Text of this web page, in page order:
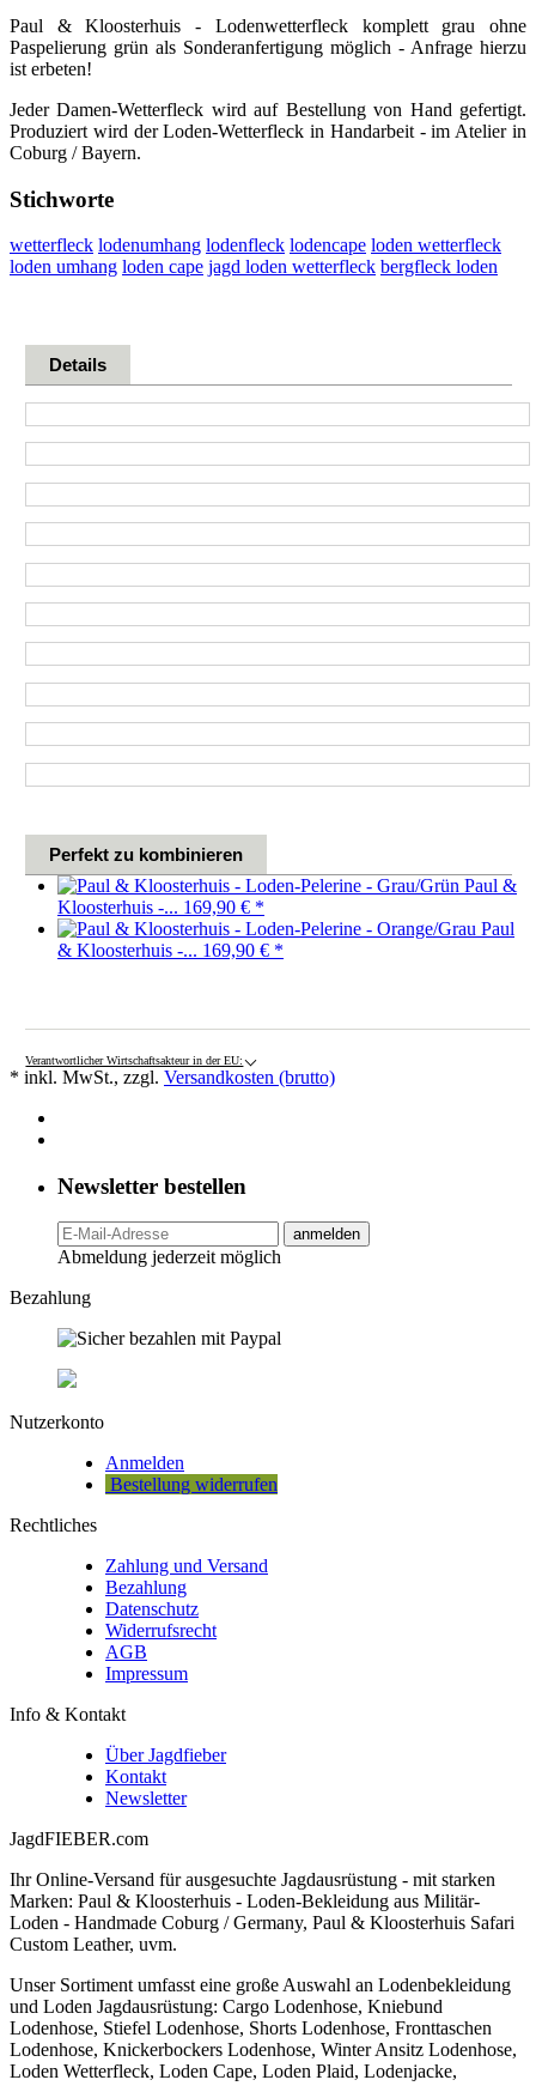
Details
Perfekt zu kombinieren
Paul &
Kloosterhuis -... 169,90 € *
Paul
& Kloosterhuis -... 169,90 € *
Verantwortlicher Wirtschaftsakteur in der EU:
Paul & Kloosterhuis - Lodenwetterfleck komplett grau ohne
Paspelierung grün als Sonderanfertigung möglich - Anfrage hierzu
ist erbeten!
Jeder Damen-Wetterfleck wird auf Bestellung von Hand gefertigt.
Produziert wird der Loden-Wetterfleck in Handarbeit - im Atelier in
Coburg / Bayern.
Stichworte
wetterfleck lodenumhang lodenfleck lodencape loden wetterfleck
loden umhang loden cape jagd loden wetterfleck bergfleck loden
* inkl. MwSt., zzgl. Versandkosten (brutto)
Newsletter bestellen
anmelden
Abmeldung jederzeit möglich
Bezahlung
Nutzerkonto
Anmelden
Bestellung widerrufen
Rechtliches
Zahlung und Versand
Bezahlung
Datenschutz
Widerrufsrecht
AGB
Impressum
Info & Kontakt
Über Jagdfieber
Kontakt
Newsletter
JagdFIEBER.com
Ihr Online-Versand für ausgesuchte Jagdausrüstung - mit starken
Marken: Paul & Kloosterhuis - Loden-Bekleidung aus Militär-
Loden - Handmade Coburg / Germany, Paul & Kloosterhuis Safari
Custom Leather, uvm.
Unser Sortiment umfasst eine große Auswahl an Lodenbekleidung
und Loden Jagdausrüstung: Cargo Lodenhose, Kniebund
Lodenhose, Stiefel Lodenhose, Shorts Lodenhose, Fronttaschen
Lodenhose, Knickerbockers Lodenhose, Winter Ansitz Lodenhose,
Loden Wetterfleck, Loden Cape, Loden Plaid, Lodenjacke,